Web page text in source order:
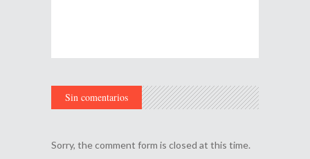
Sin comentarios
Sorry, the comment form is closed at this time.